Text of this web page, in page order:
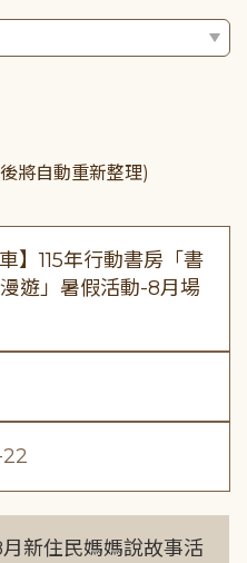
將自動重新整理)
】115年行動書房「書
遊」暑假活動-8月場
月新住民媽媽說故事活